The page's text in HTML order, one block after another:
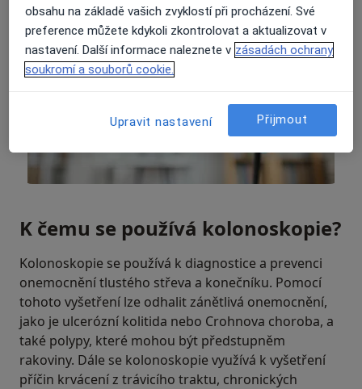
K čemu se používá kolonoskopie?
Kolonoskopie se používá k diagnostice a prevenci
onemocnění tlustého střeva a konečníku. Pomocí
tohoto vyšetření lze odhalit zánětlivá onemocnění,
jako je ulcerózní kolitida nebo Crohnova choroba, a
také polypy, které mohou být předstupněm
rakoviny. Dále se kolonoskopie využívá k vyšetření
příčin krvácení z trávicího traktu, chronických
obsahu na základě vašich zvyklostí při procházení. Své
preference můžete kdykoli zkontrolovat a aktualizovat v
nastavení. Další informace naleznete v zásadách ochrany
soukromí a souborů cookie.
Upravit nastavení Přijmout